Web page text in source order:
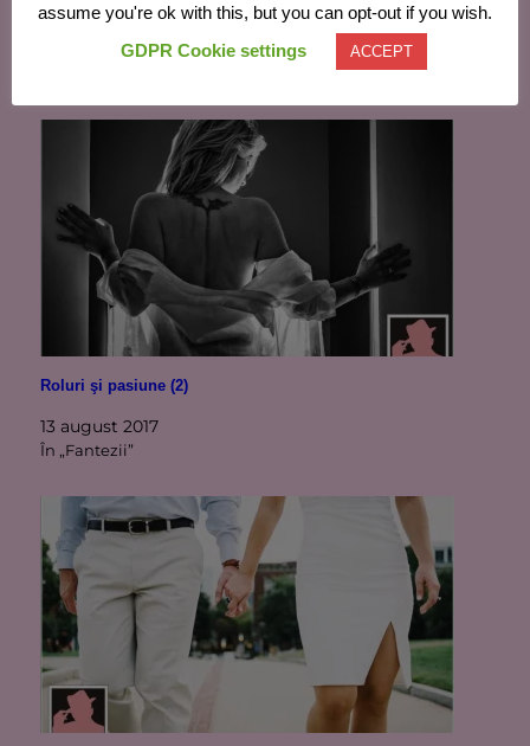
Roluri şi pasiune (2)
13 august 2017
În „Fantezii”
assume you're ok with this, but you can opt-out if you wish.
GDPR Cookie settings
ACCEPT